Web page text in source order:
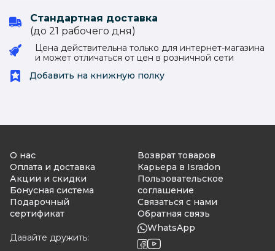
Стандартная доставка
(до 21 рабочего дня)
Цена действительна только для интернет-магазина
и может отличаться от цен в розничной сети
Добавить на книжную полку
О нас
Оплата и доставка
Акции и скидки
Бонусная система
Подарочный
сертификат
Давайте дружить:
Возврат товаров
Карьера в Isradon
Пользовательское
соглашение
Связаться с нами
Обратная связь
WhatsApp